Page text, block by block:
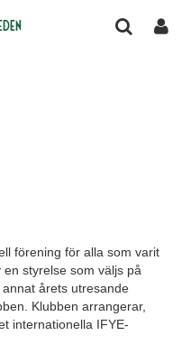
förening för alla som varit
styrelse som väljs på
årets utresande
Klubben arrangerar,
internationella IFYE-